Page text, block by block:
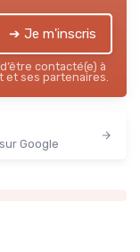
➔ Je m'inscris
contacté(e) à
et ses partenaires.
Google